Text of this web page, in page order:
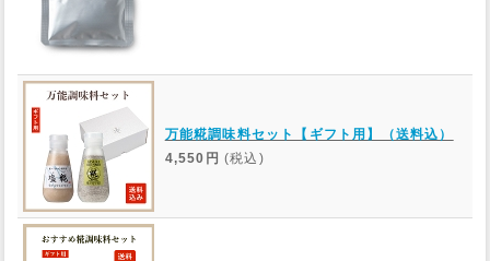
万能糀調味料セット【ギフト用】（送料込）
4,550円 (税込)